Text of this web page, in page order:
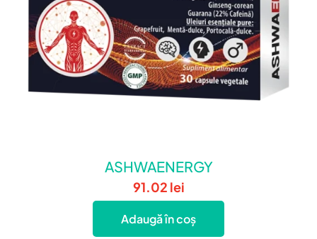
ASHWAENERGY
91.02 lei
Adaugă în coș